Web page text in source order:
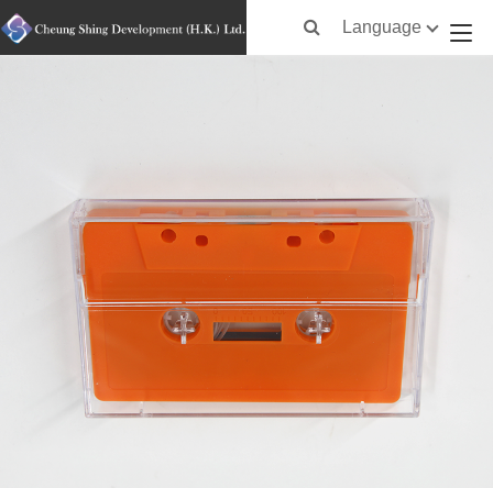
Language